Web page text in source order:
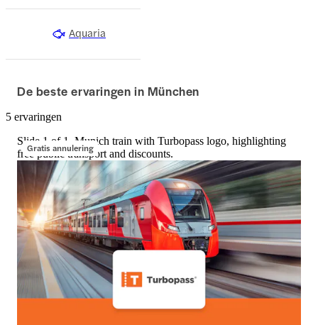
Aquaria
De beste ervaringen in München
5 ervaringen
Gratis annulering
Slide 1 of 1, Munich train with Turbopass logo, highlighting
free public transport and discounts.